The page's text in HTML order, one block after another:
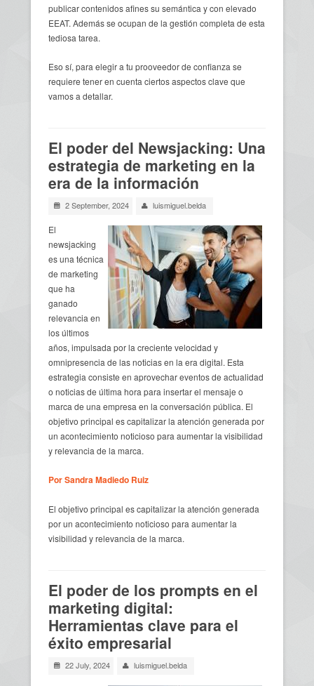
publicar contenidos afines su semántica y con elevado
EEAT. Además se ocupan de la gestión completa de esta
tediosa tarea.
Eso sí, para elegir a tu prooveedor de confianza se
requiere tener en cuenta ciertos aspectos clave que
vamos a detallar.
El poder del Newsjacking: Una
estrategia de marketing en la
era de la información
2 September, 2024 luismiguel.belda
El
newsjacking
es una técnica
de marketing
que ha
ganado
relevancia en
los últimos
años, impulsada por la creciente velocidad y
omnipresencia de las noticias en la era digital. Esta
estrategia consiste en aprovechar eventos de actualidad
o noticias de última hora para insertar el mensaje o
marca de una empresa en la conversación pública. El
objetivo principal es capitalizar la atención generada por
un acontecimiento noticioso para aumentar la visibilidad
y relevancia de la marca.
Por Sandra Madiedo Ruiz
El objetivo principal es capitalizar la atención generada
por un acontecimiento noticioso para aumentar la
visibilidad y relevancia de la marca.
El poder de los prompts en el
marketing digital:
Herramientas clave para el
éxito empresarial
22 July, 2024 luismiguel.belda